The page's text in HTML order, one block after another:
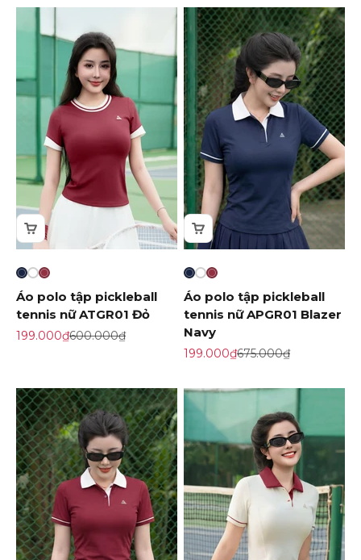
Áo polo tập pickleball
tennis nữ ATGR01 Đỏ
Giá khuyến mãi
199.000₫Giá gốc
600.000₫
Áo polo tập pickleball
tennis nữ APGR01 Blazer
Navy
Giá khuyến mãi
199.000₫Giá gốc
675.000₫